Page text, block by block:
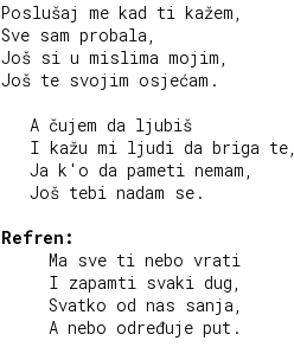
Poslušaj me kad ti kažem,
Sve sam probala,
Još si u mislima mojim,
Još te svojim osjećam.
   A čujem da ljubiš
   I kažu mi ljudi da briga te,
   Ja k'o da pameti nemam,
   Još tebi nadam se.
Refren:
     Ma sve ti nebo vrati
     I zapamti svaki dug,
     Svatko od nas sanja,
     A nebo određuje put.